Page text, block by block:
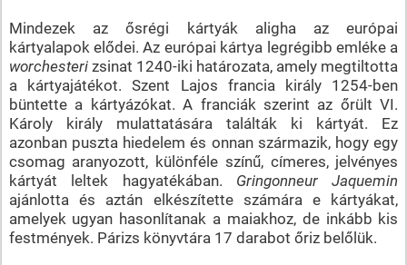
Mindezek az ősrégi kártyák aligha az európai
kártyalapok elődei. Az európai kártya legrégibb emléke a
worchesteri zsinat 1240-iki határozata, amely megtiltotta
a kártyajátékot. Szent Lajos francia király 1254-ben
büntette a kártyázókat. A franciák szerint az őrült VI.
Károly király mulattatására találták ki kártyát. Ez
azonban puszta hiedelem és onnan származik, hogy egy
csomag aranyozott, különféle színű, címeres, jelvényes
kártyát leltek hagyatékában. Gringonneur Jaquemin
ajánlotta és aztán elkészítette számára e kártyákat,
amelyek ugyan hasonlítanak a maiakhoz, de inkább kis
festmények. Párizs könyvtára 17 darabot őriz belőlük.